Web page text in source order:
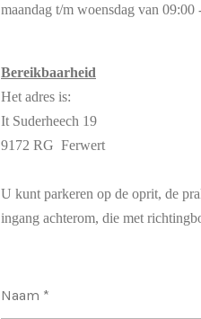
maandag t/m woensdag van 09:00
Bereikbaarheid
Het adres is:
It Suderheech 19
9172 RG Ferwert
U kunt parkeren op de oprit, de
ingang achterom, die met
Naam *